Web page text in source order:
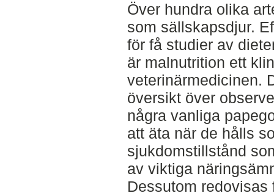
Över hundra olika
som sällskapsdjur.
för få studier av
är malnutrition ett
veterinärmedicinen.
översikt över
några vanliga
att äta när de hålls
sjukdomstillstånd
av viktiga
Dessutom redovisas